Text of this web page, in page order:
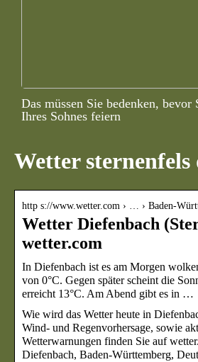
Das müssen Sie bedenken, bevor
Ihres Sohnes feiern
Wetter sternenfels
http s://www.wetter.com › … › Baden-
Wetter Diefenbach
wetter.com
In Diefenbach ist es am Morgen
von 0°C. Gegen später scheint die
erreicht 13°C. Am Abend gibt es in …
Wie wird das Wetter heute in
Wind- und Regenvorhersage, sowie
Wetterwarnungen finden Sie auf
Diefenbach, Baden-Württemberg,